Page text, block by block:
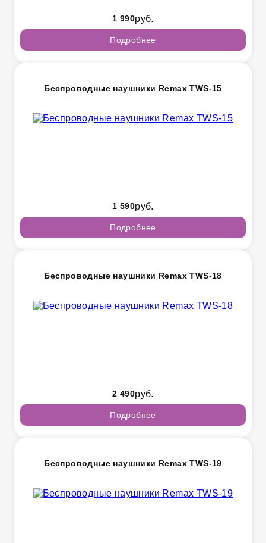
1 990руб.
Подробнее
Беспроводные наушники Remax TWS-15
1 590руб.
Подробнее
Беспроводные наушники Remax TWS-18
2 490руб.
Подробнее
Беспроводные наушники Remax TWS-19